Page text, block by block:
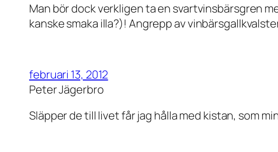
Man bör dock verkligen ta en svartvinsbärsgren
kanske smaka illa?)! Angrepp av
februari 13, 2012
Peter Jägerbro
Släpper de till livet får jag hålla med kistan, som